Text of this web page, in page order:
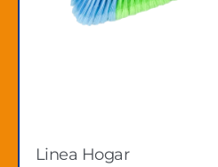
Linea Hogar